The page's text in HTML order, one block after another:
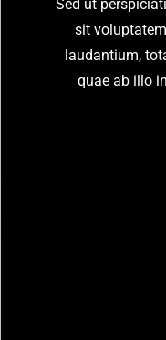
Sed ut
sit
laudantium,
quae ab illo